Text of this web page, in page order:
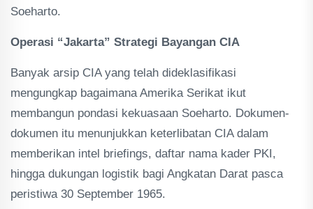
Soeharto.
Operasi “Jakarta” Strategi Bayangan CIA
Banyak arsip CIA yang telah dideklasifikasi
mengungkap bagaimana Amerika Serikat ikut
membangun pondasi kekuasaan Soeharto. Dokumen-
dokumen itu menunjukkan keterlibatan CIA dalam
memberikan intel briefings, daftar nama kader PKI,
hingga dukungan logistik bagi Angkatan Darat pasca
peristiwa 30 September 1965.